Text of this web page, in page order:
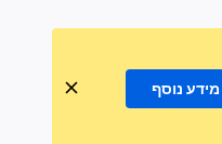
מידע נוסף